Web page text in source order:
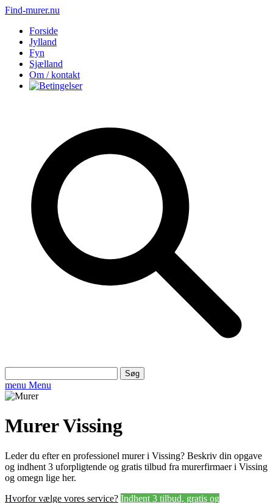
Find-murer.nu
Forside
Jylland
Fyn
Sjælland
Om / kontakt
efter:
menu Menu
Murer Vissing
Leder du efter en professionel murer i Vissing? Beskriv din opgave
og indhent 3 uforpligtende og gratis tilbud fra murerfirmaer i Vissing
og omegn lige her.
Hvorfor vælge vores service? Indhent 3 tilbud, gratis og